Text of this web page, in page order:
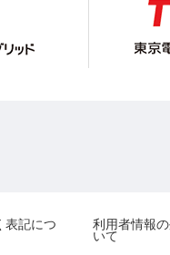
表記につ
利用者情報
いて